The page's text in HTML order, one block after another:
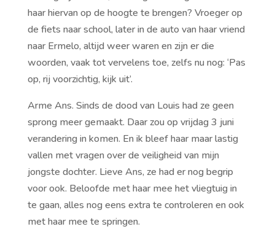
haar hiervan op de hoogte te brengen? Vroeger op
de fiets naar school, later in de auto van haar vriend
naar Ermelo, altijd weer waren en zijn er die
woorden, vaak tot vervelens toe, zelfs nu nog: ‘Pas
op, rij voorzichtig, kijk uit’.
Arme Ans. Sinds de dood van Louis had ze geen
sprong meer gemaakt. Daar zou op vrijdag 3 juni
verandering in komen. En ik bleef haar maar lastig
vallen met vragen over de veiligheid van mijn
jongste dochter. Lieve Ans, ze had er nog begrip
voor ook. Beloofde met haar mee het vliegtuig in
te gaan, alles nog eens extra te controleren en ook
met haar mee te springen.